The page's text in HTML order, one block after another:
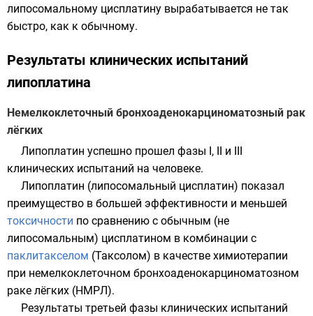
липосомальному цисплатину вырабатывается не так
быстро, как к обычному.
Результаты клинических испытаний
липоплатина
Немелкоклеточный бронхоаденокарциноматозный рак
лёгких
Липоплатин успешно прошел фазы I, II и III
клинических испытаний на человеке.
Липоплатин (липосомальный цисплатин) показал
преимущество в большей эффективности и меньшей
токсичности по сравнению с обычным (не
липосомальным) цисплатином в комбинации с
паклитакселом (Таксолом) в качестве химиотерапии
при немелкоклеточном бронхоаденокарциноматозном
раке лёгких (НМРЛ).
Результаты третьей фазы клинических испытаний